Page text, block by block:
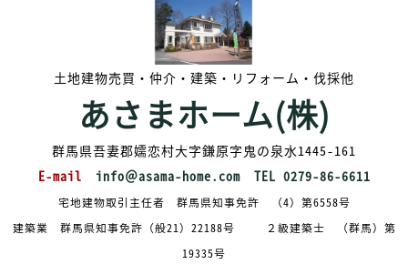
土地建物売買・仲介・建築・リフォーム・伐採他
あさまホーム(株)
群馬県吾妻郡嬬恋村大字鎌原字鬼の泉水1445-161
E-mail info＠asama-home.com TEL 0279-86-6611
宅地建物取引主任者 群馬県知事免許 （4）第6558号
建築業 群馬県知事免許（般21）22188号
２級建築士 （群馬）第
19335号